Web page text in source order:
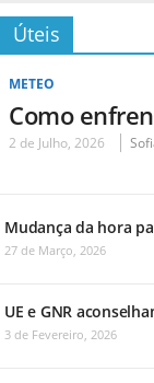
Úteis
METEO
Como
2 de Julho, 2026
Mudança da hora
27 de Março, 2026
UE e GNR
3 de Fevereiro, 2026